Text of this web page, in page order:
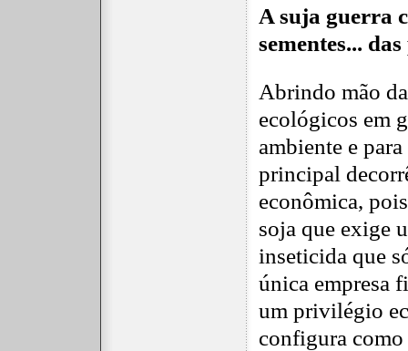
A suja guerra
sementes...
Abrindo mão
ecológicos em
ambiente e
principal
econômica,
soja que exige
inseticida que
única empresa
um privilégio
configura como